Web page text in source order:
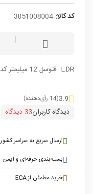
کد کالا: 3051008004
LDR فتوسل 12 میلیمتر کد GL12528
3.9(14 رأی‌دهنده)
دیدگاه کاربران33 دیدگاه
ارسال سریع به سراسر کشور
بسته‌بندی حرفه‌ای و ایمن
خرید مطمئن از ECA